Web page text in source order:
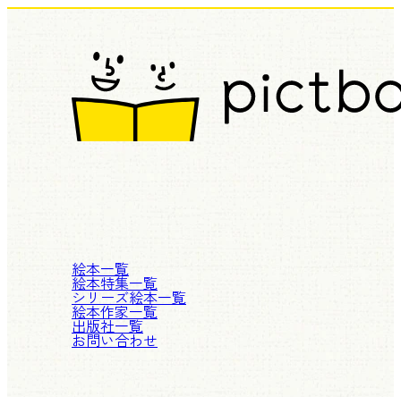
絵本一覧
絵本特集一覧
シリーズ絵本一覧
絵本作家一覧
出版社一覧
お問い合わせ